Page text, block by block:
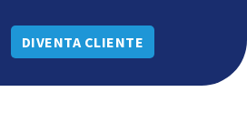
DIVENTA CLIENTE